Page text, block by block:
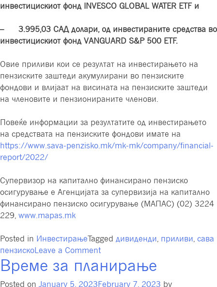
инвестицискиот фонд INVESCO GLOBAL WATER ETF и
– 3.995,03 САД долари, од инвестираните средства во
инвестицискиот фонд VANGUARD S&P 500 ETF.
Овие приливи кои се резултат на инвестирањето на
пензиските заштеди акумулирани во пензиските
фондови и влијаат на висината на пензиските заштеди
на членовите и пензионираните членови.
Повеќе информации за резултатите од инвестирањето
на средствата на пензиските фондови имате на
https://www.sava-penzisko.mk/mk-mk/company/financial-
report/2022/
Супервизор на капитално финансирано пензиско
осигурување е Агенцијата за супервизија на капитално
финансирано пензиско осигурување (МАПАС) (02) 3224
229, www.mapas.mk
Posted in ИнвестирањеTagged дивиденди приливи сава
пензискоLeave a Commenton
Значајни
приливи
од
Време за планирање
Posted on January 5, 2023February 7, 2023 by